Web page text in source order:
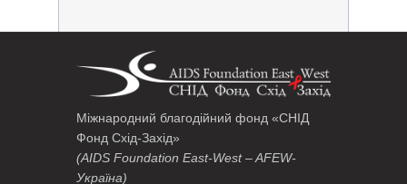
Міжнародний благодійний фонд «СНІД
Фонд Схід-Захід»
(AIDS Foundation East-West – AFEW-
Україна)